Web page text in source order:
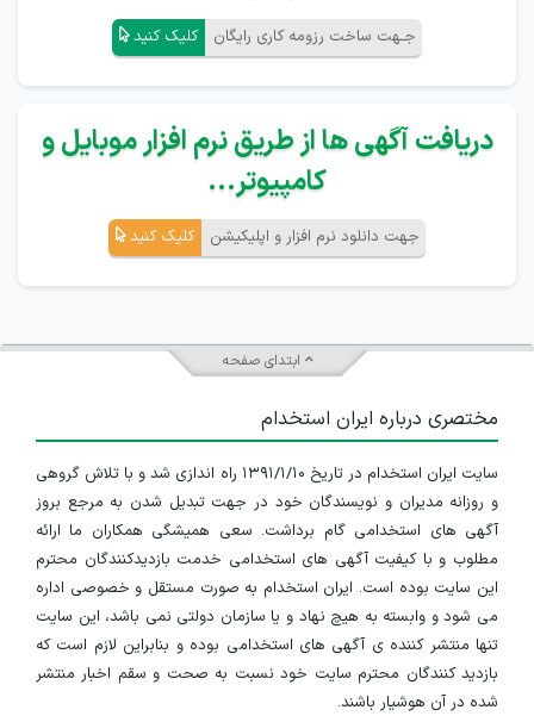
جـهت ساخت رزومه کاری رایگان کلیک کنید
دریافت آگهی ها از طریق نرم افزار موبایل و
کامپیوتر...
جهت دانلود نرم افزار و اپلیکیشن کلیک کنید
ابتدای صفحه
مختصری درباره ایران استخدام
سایت ایران استخدام در تاریخ ۱۳۹۱/۱/۱۰ راه اندازی شد و با تلاش گروهی
و روزانه مدیران و نویسندگان خود در جهت تبدیل شدن به مرجع بروز
آگهی های استخدامی گام برداشت. سعی همیشگی همکاران ما ارائه
مطلوب و با کیفیت آگهی های استخدامی خدمت بازدیدکنندگان محترم
این سایت بوده است. ایران استخدام به صورت مستقل و خصوصی اداره
می شود و وابسته به هیچ نهاد و یا سازمان دولتی نمی باشد، این سایت
تنها منتشر کننده ی آگهی های استخدامی بوده و بنابراین لازم است که
بازدید کنندگان محترم سایت خود نسبت به صحت و سقم اخبار منتشر
شده در آن هوشیار باشند.